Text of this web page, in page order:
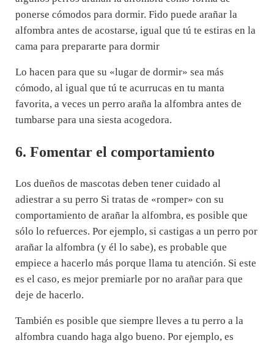
ponerse cómodos para dormir. Fido puede arañar la
alfombra antes de acostarse, igual que tú te estiras en la
cama para prepararte para dormir
Lo hacen para que su «lugar de dormir» sea más
cómodo, al igual que tú te acurrucas en tu manta
favorita, a veces un perro araña la alfombra antes de
tumbarse para una siesta acogedora.
6. Fomentar el comportamiento
Los dueños de mascotas deben tener cuidado al
adiestrar a su perro Si tratas de «romper» con su
comportamiento de arañar la alfombra, es posible que
sólo lo refuerces. Por ejemplo, si castigas a un perro por
arañar la alfombra (y él lo sabe), es probable que
empiece a hacerlo más porque llama tu atención. Si este
es el caso, es mejor premiarle por no arañar para que
deje de hacerlo.
También es posible que siempre lleves a tu perro a la
alfombra cuando haga algo bueno. Por ejemplo, es